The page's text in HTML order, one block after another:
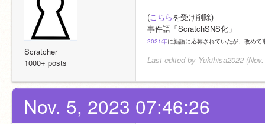
Scratcher
1000+ posts
(こちらを受け削除)
事件語「ScratchSNS化」
2021年に新語に応募されていたが、改めて
Last edited by Yukihisa2022
Nov. 5, 2023 07:46:26